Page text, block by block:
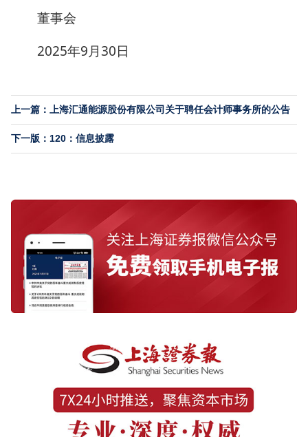
董事会
2025年9月30日
上一篇：上海汇通能源股份有限公司关于聘任会计师事务所的公告
下一版：120：信息披露